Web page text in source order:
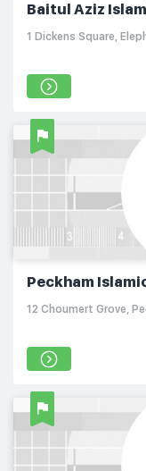
Baitul Aziz
1 Dickens Square,
Peckham
12 Choumert Grove,